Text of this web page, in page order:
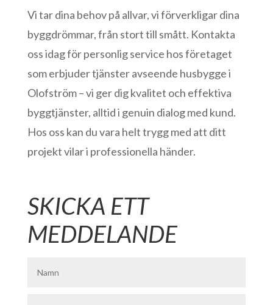
Vi tar dina behov på allvar, vi förverkligar dina
byggdrömmar, från stort till smått. Kontakta
oss idag för personlig service hos företaget
som erbjuder tjänster avseende husbygge i
Olofström – vi ger dig kvalitet och effektiva
byggtjänster, alltid i genuin dialog med kund.
Hos oss kan du vara helt trygg med att ditt
projekt vilar i professionella händer.
SKICKA ETT
MEDDELANDE